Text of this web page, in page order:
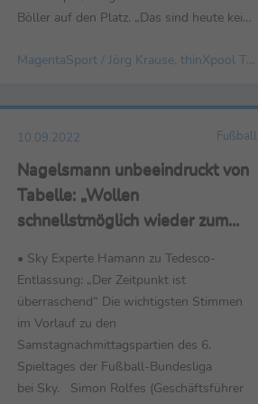
Böller auf den Platz. „Das sind heute keine
trotzdem, auch wenn es momentan nicht
Davy Frick. Zwickau-Trainer Joe Enochs
MagentaSport / Jörg Krause, thinXpool TV GmbH
10.09.2022 Fußball
Nagelsmann unbeeindruckt von
Tabelle: „Wollen
schnellstmöglich wieder zum
• Sky Experte Hamann zu Tedesco-
Entlassung: „Der Zeitpunkt ist
überraschend“ Die wichtigsten Stimmen
im Vorlauf zu den
Samstagnachmittagspartien des 6.
Spieltages der Fußball-Bundesliga
bei Sky. Simon Rolfes (Geschäftsführer